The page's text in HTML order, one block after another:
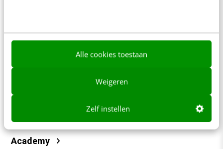
Alle cookies toestaan
Weigeren
Zelf instellen
Klantcontact & CX
Themanieuwsbrieven
Academy